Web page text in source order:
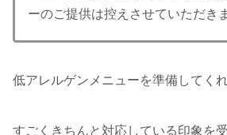
ーのご提供は控えさせていただき
低アレルゲンメニューを準備してく
すごくきちんと対応している印象を